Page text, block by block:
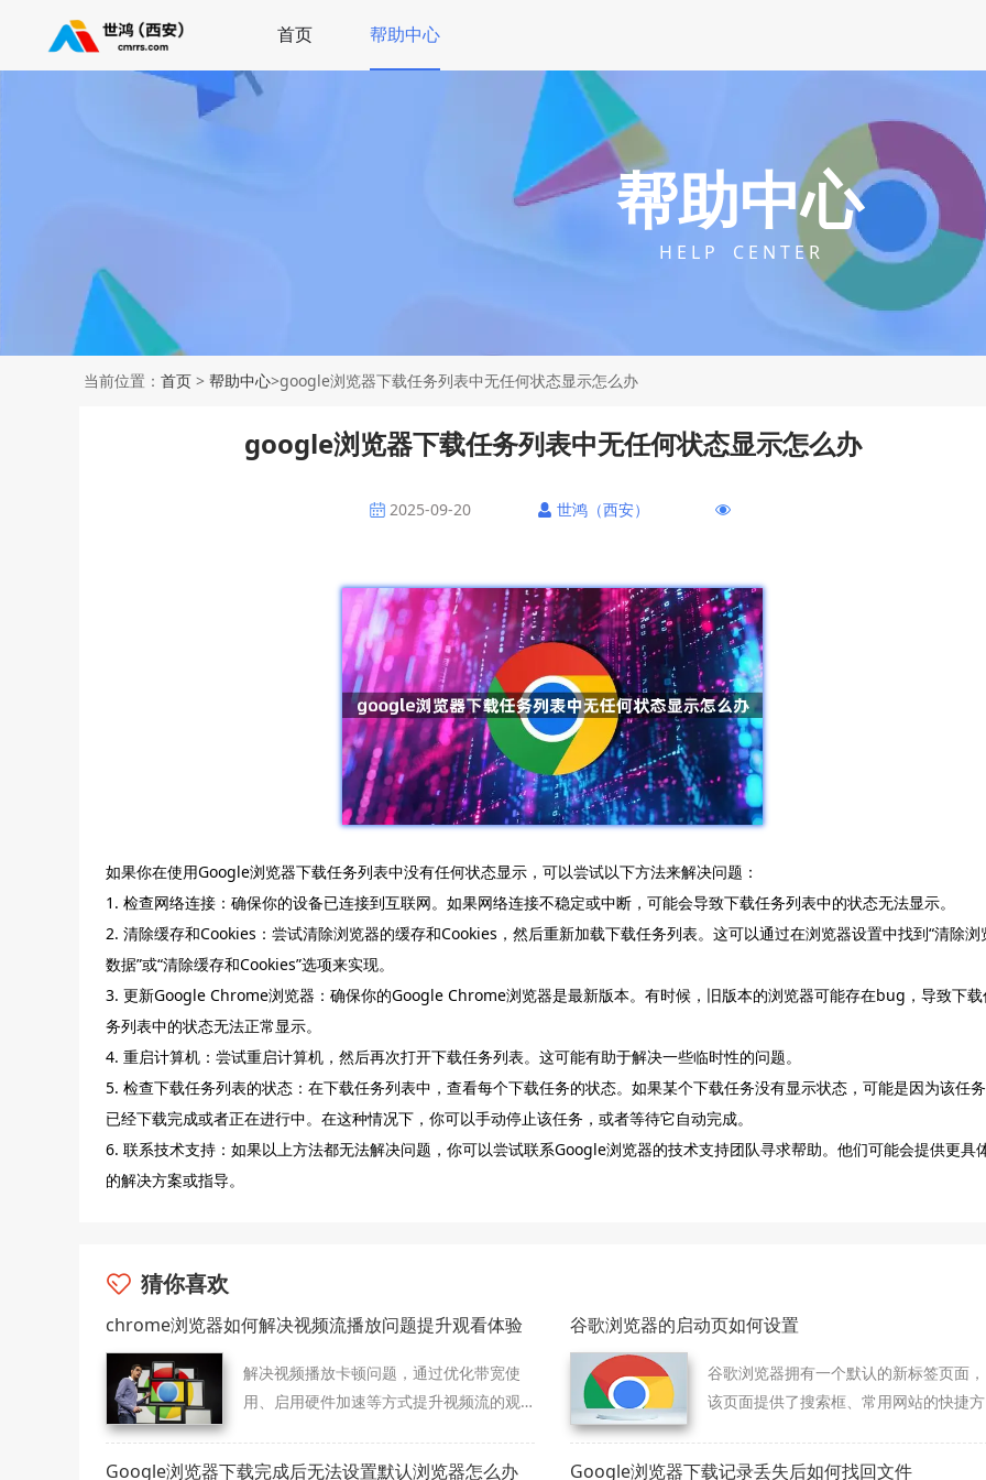
首页 帮助中心
帮助中心
H E L P C E N T E R
当前位置： 首页 > 帮助中心>google浏览器下载任务列表中无任何状态显示怎么办
google浏览器下载任务列表中无任何状态显示怎么办
2025-09-20 世鸿（西安）
如果你在使用Google浏览器下载任务列表中没有任何状态显示，可以尝试以下方法来解决问题：
1. 检查网络连接：确保你的设备已连接到互联网。如果网络连接不稳定或中断，可能会导致下载任务列表中的状态无法显示。
2. 清除缓存和Cookies：尝试清除浏览器的缓存和Cookies，然后重新加载下载任务列表。这可以通过在浏览器设置中找到“清除浏
数据”或“清除缓存和Cookies”选项来实现。
3. 更新Google Chrome浏览器：确保你的Google Chrome浏览器是最新版本。有时候，旧版本的浏览器可能存在bug，导致下载
务列表中的状态无法正常显示。
4. 重启计算机：尝试重启计算机，然后再次打开下载任务列表。这可能有助于解决一些临时性的问题。
5. 检查下载任务列表的状态：在下载任务列表中，查看每个下载任务的状态。如果某个下载任务没有显示状态，可能是因为该任务
已经下载完成或者正在进行中。在这种情况下，你可以手动停止该任务，或者等待它自动完成。
6. 联系技术支持：如果以上方法都无法解决问题，你可以尝试联系Google浏览器的技术支持团队寻求帮助。他们可能会提供更具
的解决方案或指导。
猜你喜欢
chrome浏览器如何解决视频流播放问题提升观看体验
解决视频播放卡顿问题，通过优化带宽使
用、启用硬件加速等方式提升视频流的观
谷歌浏览器的启动页如何设置
谷歌浏览器拥有一个默认的新标签页面，
该页面提供了搜索框、常用网站的快捷方
Google浏览器下载完成后无法设置默认浏览器怎么办 Google浏览器下载记录丢失后如何找回文件